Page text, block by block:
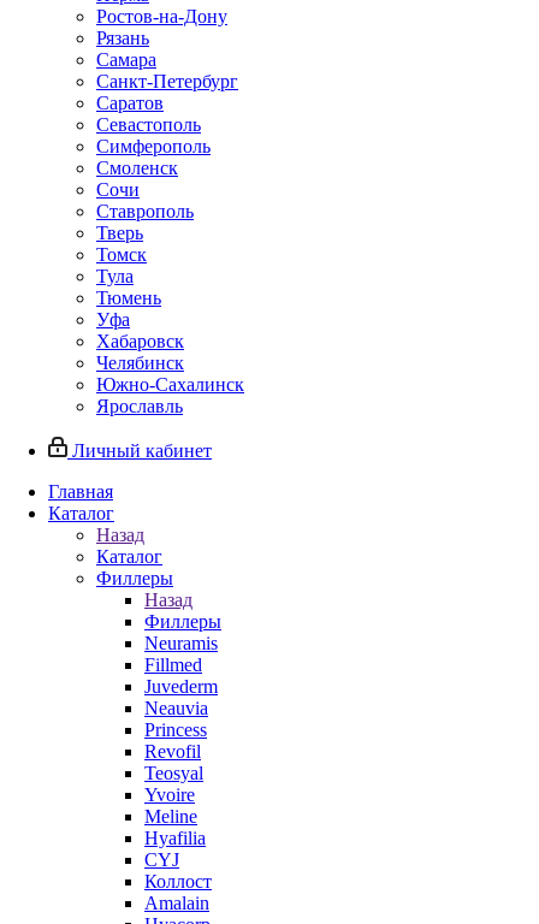
Ростов-на-Дону
Рязань
Самара
Санкт-Петербург
Саратов
Севастополь
Симферополь
Смоленск
Сочи
Ставрополь
Тверь
Томск
Тула
Тюмень
Уфа
Хабаровск
Челябинск
Южно-Сахалинск
Ярославль
Личный кабинет
Главная
Каталог
Назад
Каталог
Филлеры
Назад
Филлеры
Neuramis
Fillmed
Juvederm
Neauvia
Princess
Revofil
Teosyal
Yvoire
Meline
Hyafilia
CYJ
Коллост
Amalain